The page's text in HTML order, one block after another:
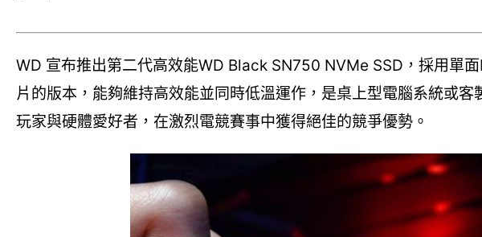
WD 宣布推出第二代高效能WD Black SN750 NVMe SSD，採用單
片的版本，能夠維持高效能並同時低溫運作，是桌上型電腦系統或
玩家與硬體愛好者，在激烈電競賽事中獲得絕佳的競爭優勢。